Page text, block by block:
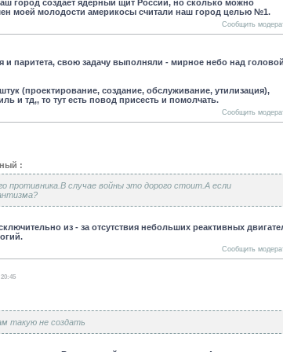
город создает ядерный щит России, но сколько можно
моей молодости америкосы считали наш город целью №1.
Сообщить
паритета, свою задачу выполняли - мирное небо над головой
(проектирование, создание, обслуживание, утилизация),
и тд,, то тут есть повод присесть и помолчать.
Сообщить
:
противника.В случае войны это дорого стоит.А если
из - за отсутствия небольших реактивных
Сообщить
20:45
такую не создать